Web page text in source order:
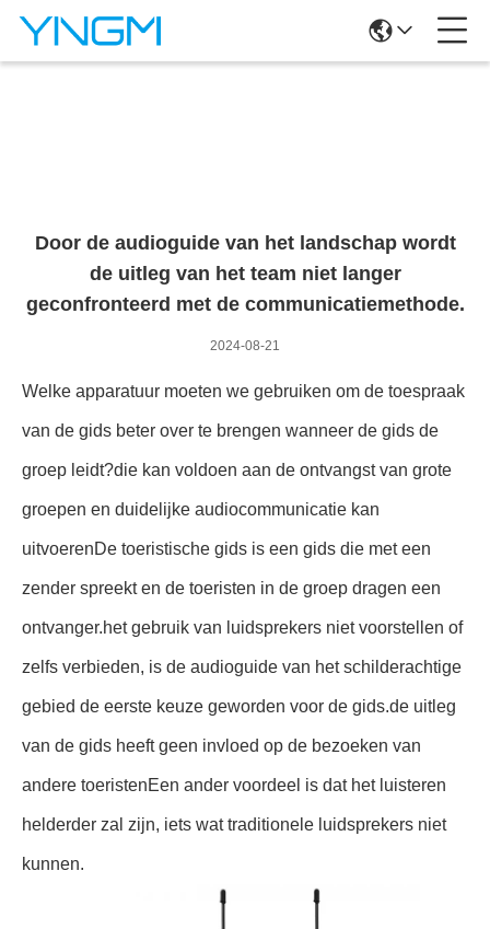
Door de audioguide van het landschap wordt
de uitleg van het team niet langer
geconfronteerd met de communicatiemethode.
2024-08-21
Welke apparatuur moeten we gebruiken om de toespraak
van de gids beter over te brengen wanneer de gids de
groep leidt?die kan voldoen aan de ontvangst van grote
groepen en duidelijke audiocommunicatie kan
uitvoerenDe toeristische gids is een gids die met een
zender spreekt en de toeristen in de groep dragen een
ontvanger.het gebruik van luidsprekers niet voorstellen of
zelfs verbieden, is de audioguide van het schilderachtige
gebied de eerste keuze geworden voor de gids.de uitleg
van de gids heeft geen invloed op de bezoeken van
andere toeristenEen ander voordeel is dat het luisteren
helderder zal zijn, iets wat traditionele luidsprekers niet
kunnen.